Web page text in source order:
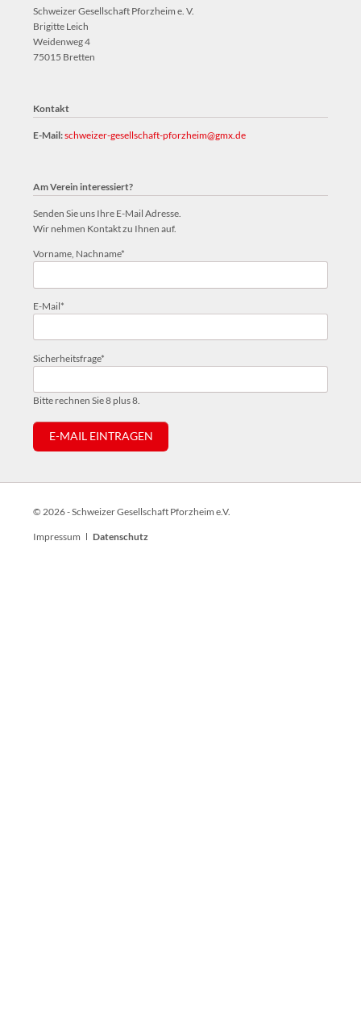
Schweizer Gesellschaft Pforzheim e. V.
Brigitte Leich
Weidenweg 4
75015 Bretten
Kontakt
E-Mail:schweizer-gesellschaft-pforzheim@gmx.de
Am Verein interessiert?
Senden Sie uns Ihre E-Mail Adresse.
Wir nehmen Kontakt zu Ihnen auf.
Pflichtfeld
Vorname, Nachname*
Pflichtfeld
E-Mail*
Pflichtfeld
Sicherheitsfrage*
Bitte rechnen Sie 8 plus 8.
E-MAIL EINTRAGEN
© 2026 - Schweizer Gesellschaft Pforzheim e.V.
Navigation
Impressum Datenschutz